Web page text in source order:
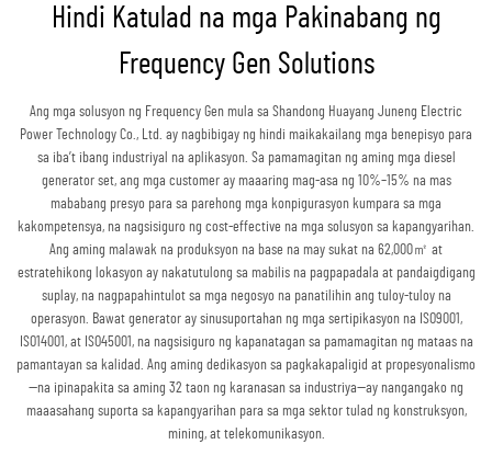
Hindi Katulad na mga Pakinabang ng
Frequency Gen Solutions
Ang mga solusyon ng Frequency Gen mula sa Shandong Huayang Juneng Electric
Power Technology Co., Ltd. ay nagbibigay ng hindi maikakailang mga benepisyo para
sa iba’t ibang industriyal na aplikasyon. Sa pamamagitan ng aming mga diesel
generator set, ang mga customer ay maaaring mag-asa ng 10%–15% na mas
mababang presyo para sa parehong mga konpigurasyon kumpara sa mga
kakompetensya, na nagsisiguro ng cost-effective na mga solusyon sa kapangyarihan.
Ang aming malawak na produksyon na base na may sukat na 62,000㎡ at
estratehikong lokasyon ay nakatutulong sa mabilis na pagpapadala at pandaigdigang
suplay, na nagpapahintulot sa mga negosyo na panatilihin ang tuloy-tuloy na
operasyon. Bawat generator ay sinusuportahan ng mga sertipikasyon na ISO9001,
ISO14001, at ISO45001, na nagsisiguro ng kapanatagan sa pamamagitan ng mataas na
pamantayan sa kalidad. Ang aming dedikasyon sa pagkakapaligid at propesyonalismo
—na ipinapakita sa aming 32 taon ng karanasan sa industriya—ay nangangako ng
maaasahang suporta sa kapangyarihan para sa mga sektor tulad ng konstruksyon,
mining, at telekomunikasyon.